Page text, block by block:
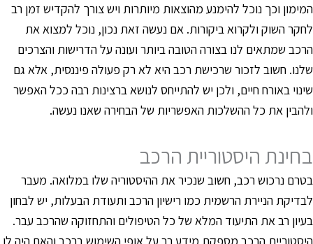
וכך נוכל להימנע מהוצאות מיותרות ויש צורך להקדיש זמן רב
השוק ולקרוא ביקורות. אם נעשה זאת נכון, נוכל למצוא את
שמתאים לנו בצורה הטובה ביותר ועונה על הדרישות והצרכים
חשוב לזכור שרכישת רכב היא לא רק פעולה פיננסית, אלא גם
באורח חיים, ולכן יש להתייחס לנושא ברצינות רבה ככל האפשר
את כל ההשלכות האפשריות של הבחירה שאנו נעשה.
היסטוריית הרכב
נרכוש רכב, חשוב שנכיר את ההיסטוריה שלו במלואה. מעבר
הניירת הרשמית כמו רישיון הרכב ותעודת הבעלות, יש לבחון
רב את התיעוד המלא של כל הטיפולים והתחזוקה שהרכב עבר.
הרכב מספקת מידע רב על אופי השימוש ברכב והאם היה לו